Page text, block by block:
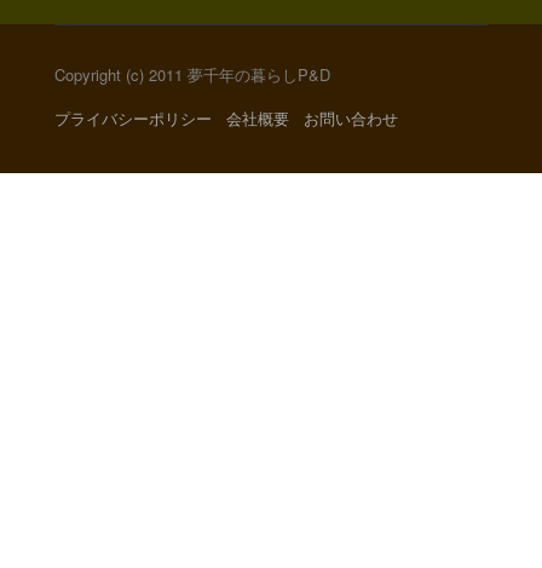
Copyright (c) 2011 夢千年の暮らしP&D
プライバシーポリシー
会社概要 お問い合わせ